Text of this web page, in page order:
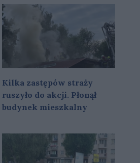
Kilka zastępów straży
ruszyło do akcji. Płonął
budynek mieszkalny